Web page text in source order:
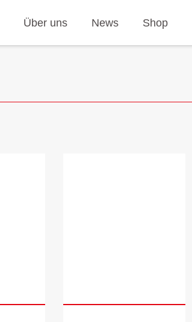
Über uns News Shop